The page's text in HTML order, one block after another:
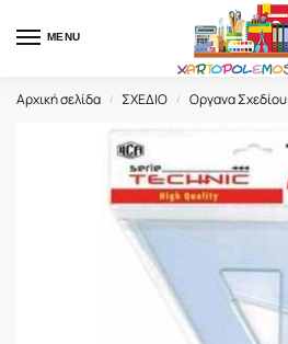
MENU
Αρχική σελίδα / ΣΧΕΔΙΟ / Οργανα Σχεδίου